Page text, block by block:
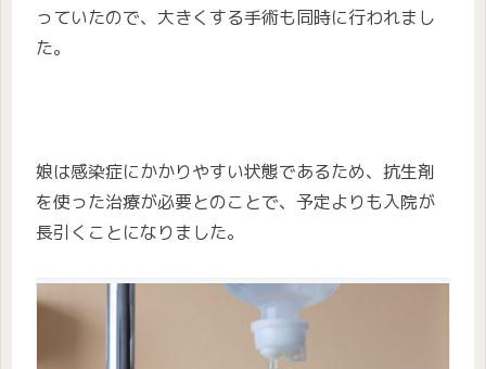
っていたので、大きくする手術も同時に行われまし
た。
娘は感染症にかかりやすい状態であるため、抗生剤
を使った治療が必要とのことで、予定よりも入院が
長引くことになりました。